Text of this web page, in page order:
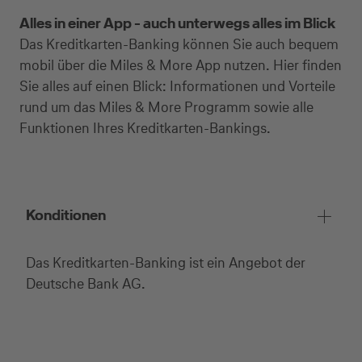
Alles in einer App - auch unterwegs alles im Blick
Das Kreditkarten-Banking können Sie auch bequem
mobil über die Miles & More App nutzen. Hier finden
Sie alles auf einen Blick: Informationen und Vorteile
rund um das Miles & More Programm sowie alle
Funktionen Ihres Kreditkarten-Bankings.
Konditionen
Das Kreditkarten-Banking ist ein Angebot der
Deutsche Bank AG.